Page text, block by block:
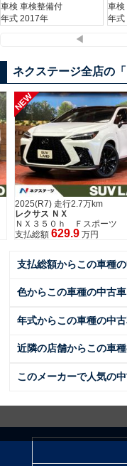
車検 車検整備付
年式 2017年
車検
年式
◀
ネクステージ全店の
NEW
2025(R7) 走行2.7万km
レクサス ＮＸ
ＮＸ３５０ｈ Ｆスポーツ
支払総額 629.9 万円
支払総額からこの車種
色からこの車種の中古
年式からこの車種の中
近隣の店舗からこの車
このメーカーで人気の